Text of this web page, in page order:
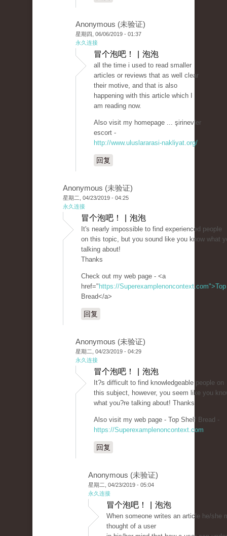
Anonymous (未验证)
星期四, 06/06/2019 - 01:37
永久连接
冒个泡吧！ | 泡泡
all the time i used to read smaller
articles or reviews that as well clear
their motive, and that is also
happening with this article which I
am reading now.
Also visit my homepage ... şirinevler
escort -
http://www.uluslararasi-nakliyat.org/
回复
Anonymous (未验证)
星期二, 04/23/2019 - 04:25
永久连接
冒个泡吧！ | 泡泡
It's nearly impossible to find experienced people
on this topic, but you sound like you know what
talking about!
Thanks
Check out my web page - <a
href=" https://Superexamplenoncontext.com">Top
Bread</a>
回复
Anonymous (未验证)
星期二, 04/23/2019 - 04:29
永久连接
冒个泡吧！ | 泡泡
It?s difficult to find knowledgeable people on
this subject, however, you seem like you
what you?re talking about! Thanks
Also visit my web page - Top Shelf Bread -
https://Superexamplenoncontext.com
回复
Anonymous (未验证)
星期二, 04/23/2019 - 05:04
永久连接
冒个泡吧！ | 泡泡
When someone writes an article he/she
thought of a user